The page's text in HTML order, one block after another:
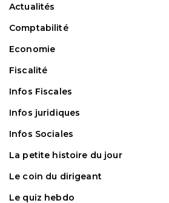
Actualités
Comptabilité
Economie
Fiscalité
Infos Fiscales
Infos juridiques
Infos Sociales
La petite histoire du jour
Le coin du dirigeant
Le quiz hebdo